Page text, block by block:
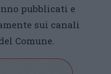
pubblicati e
sui canali
Comune.